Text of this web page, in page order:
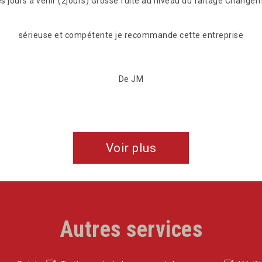
sérieuse et compétente je recommande cette entreprise
De JM
Voir plus
Autres services